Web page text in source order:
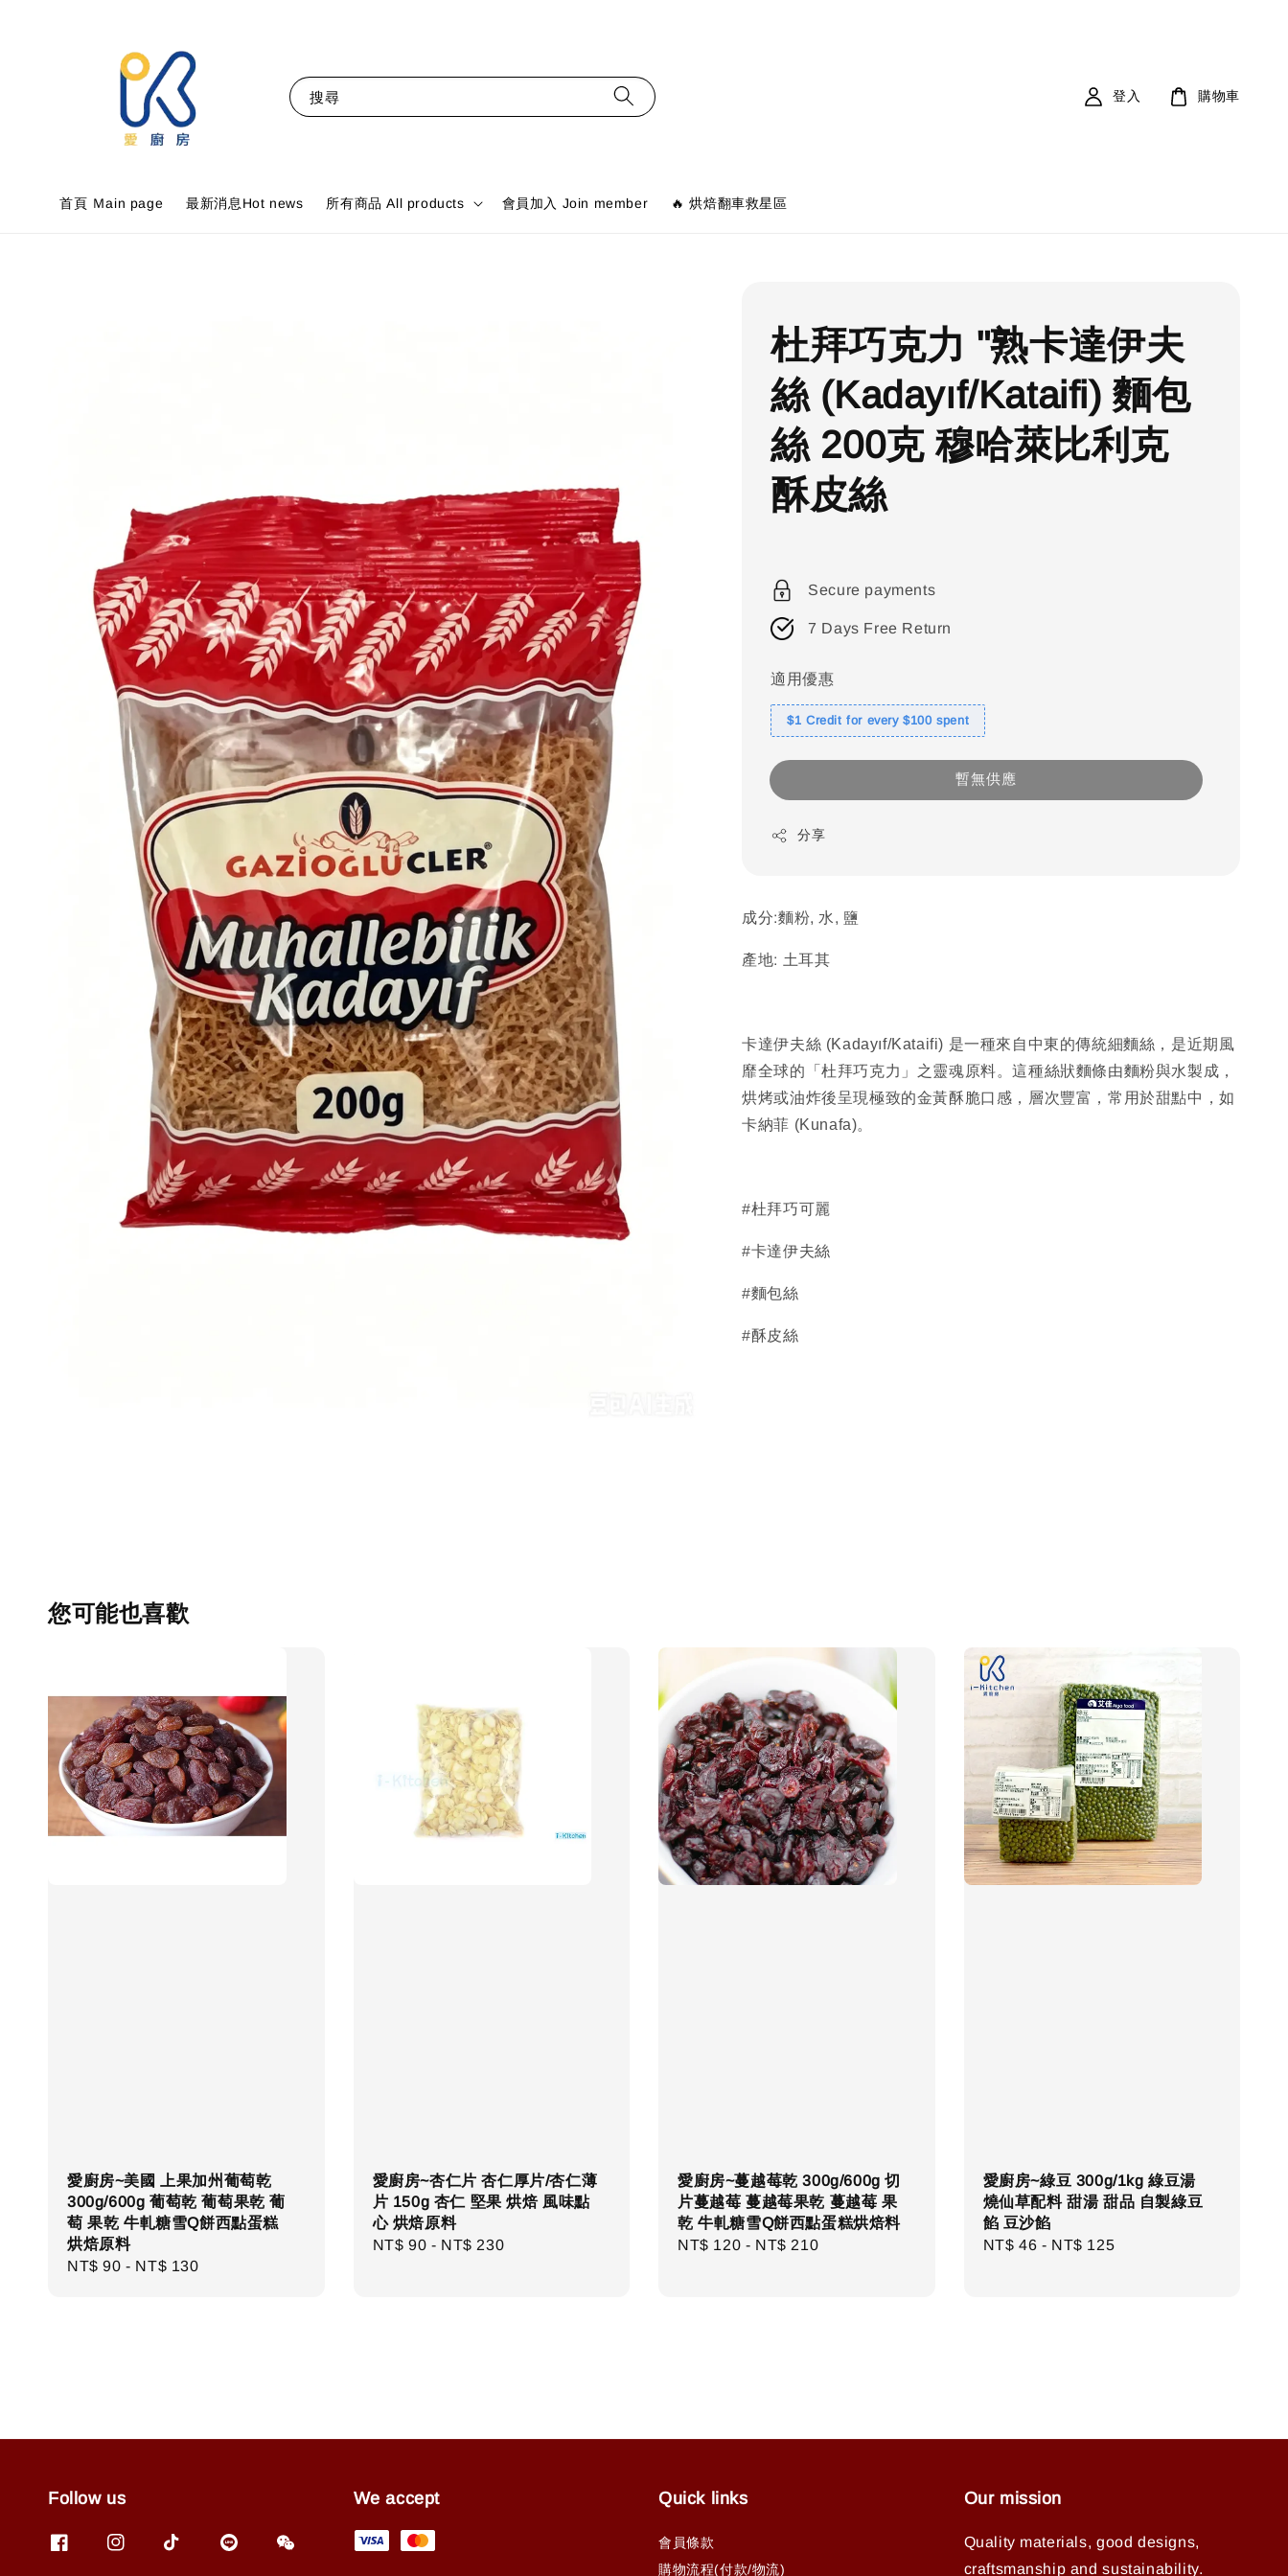
搜尋
首頁 Ｍain page 最新消息Hot news 所有商品 All products 會員加入 Join member 🔥 烘焙翻車救星區
登入 購物車
杜拜巧克力 "熟卡達伊夫
絲 (Kadayıf/Kataifi) 麵包
絲 200克 穆哈萊比利克
酥皮絲
Secure payments
7 Days Free Return
適用優惠
$1 Credit for every $100 spent
暫無供應
分享
成分:麵粉, 水, 鹽
產地: 土耳其
卡達伊夫絲 (Kadayıf/Kataifi) 是一種來自中東的傳統細麵絲，是近期風
靡全球的「杜拜巧克力」之靈魂原料。這種絲狀麵條由麵粉與水製成，
烘烤或油炸後呈現極致的金黃酥脆口感，層次豐富，常用於甜點中，如
卡納菲 (Kunafa)。
#杜拜巧可麗
#卡達伊夫絲
#麵包絲
#酥皮絲
您可能也喜歡
愛廚房~美國 上果加州葡萄乾
300g/600g 葡萄乾 葡萄果乾 葡
萄 果乾 牛軋糖雪Q餅西點蛋糕
烘焙原料
Regular
NT$ 90 - NT$ 130
愛廚房~杏仁片 杏仁厚片/杏仁薄
片 150g 杏仁 堅果 烘焙 風味點
心 烘焙原料
Regular
NT$ 90 - NT$ 230
愛廚房~蔓越莓乾 300g/600g 切
片蔓越莓 蔓越莓果乾 蔓越莓 果
乾 牛軋糖雪Q餅西點蛋糕烘焙料
Regular
NT$ 120 - NT$ 210
愛廚房~綠豆 300g/1kg 綠豆湯
燒仙草配料 甜湯 甜品 自製綠豆
餡 豆沙餡
Regular
NT$ 46 - NT$ 125
Follow us We accept Quick links
會員條款
購物流程(付款/物流)
Our mission
Quality materials, good designs,
craftsmanship and sustainability.